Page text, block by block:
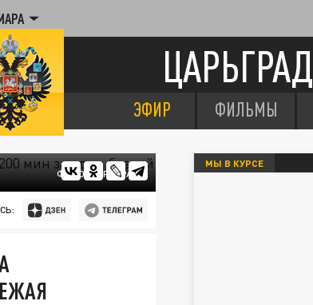
ЦАРЬГРАД
ЭФИР ФИЛЬМЫ
ФОТО: ЦАРЬГРАД
МЫ В КУРСЕ